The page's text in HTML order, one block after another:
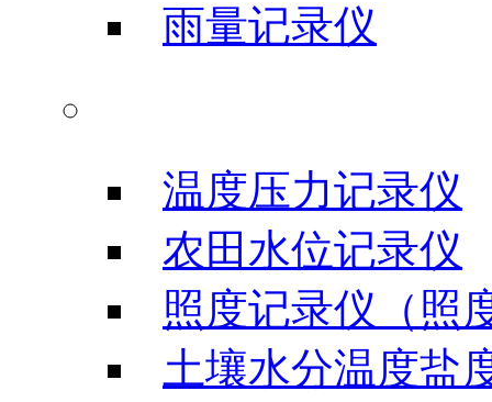
雨量记录仪
温度压力记录仪
农田水位记录仪
照度记录仪（照
土壤水分温度盐